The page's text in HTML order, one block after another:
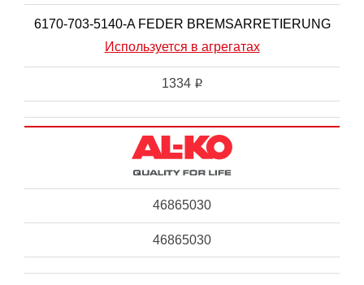
6170-703-5140-A FEDER BREMSARRETIERUNG
Используется в агрегатах
1334 i
46865030
46865030